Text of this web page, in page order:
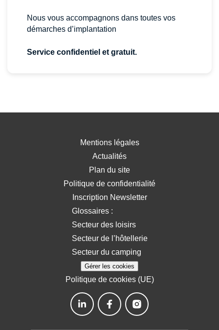
Nous vous accompagnons dans toutes vos
démarches d’implantation
Service confidentiel et gratuit.
Mentions légales
Actualités
Plan du site
Politique de confidentialité
Inscription Newsletter
Glossaires :
Secteur des loisirs
Secteur de l’hôtellerie
Secteur du camping
Gérer les cookies
Politique de cookies (UE)